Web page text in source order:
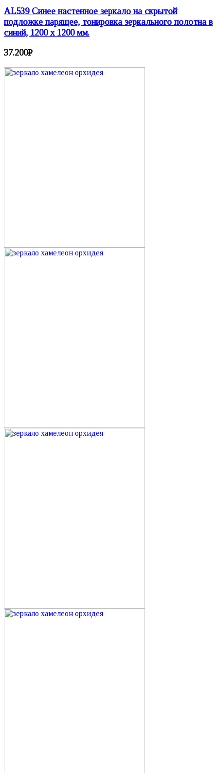
AL539 Синее настенное зеркало на скрытой
подложке парящее, тонировка зеркального полотна в
синий, 1200 х 1200 мм.
37.200₽